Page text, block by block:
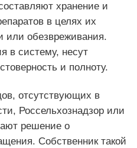
хранение и
в целях их
или обезвреживания.
в систему, несут
и полноту.
отсутствующих в
Россельхознадзор или
решение о
Собственник такой